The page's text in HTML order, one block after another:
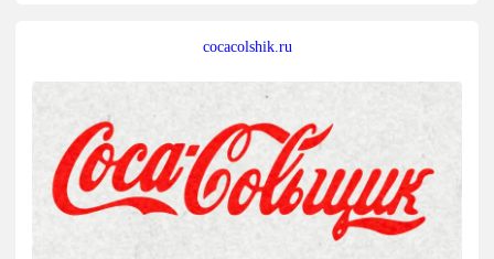
cocacolshik.ru